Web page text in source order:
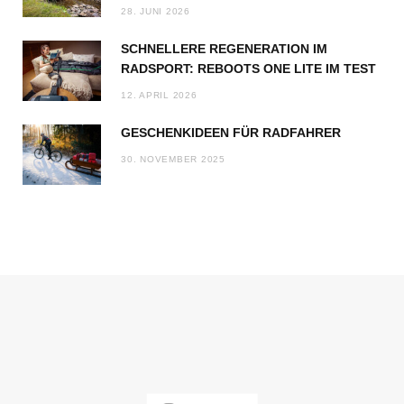
28. JUNI 2026
SCHNELLERE REGENERATION IM
RADSPORT: REBOOTS ONE LITE IM TEST
12. APRIL 2026
GESCHENKIDEEN FÜR RADFAHRER
30. NOVEMBER 2025